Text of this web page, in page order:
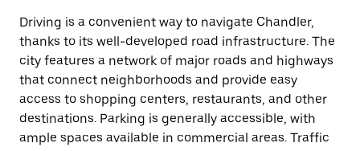
Driving is a convenient way to navigate Chandler,
thanks to its well-developed road infrastructure. The
city features a network of major roads and highways
that connect neighborhoods and provide easy
access to shopping centers, restaurants, and other
destinations. Parking is generally accessible, with
ample spaces available in commercial areas. Traffic